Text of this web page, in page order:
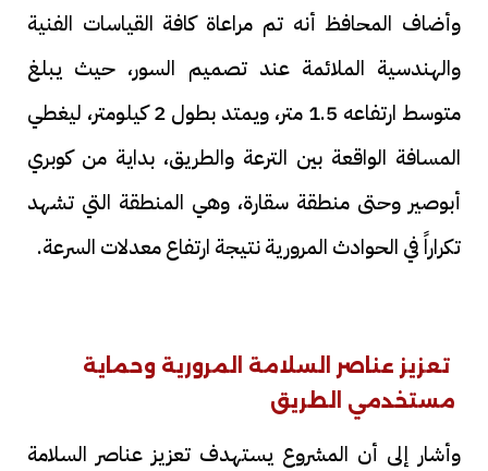
وأضاف المحافظ أنه تم مراعاة كافة القياسات الفنية
والهندسية الملائمة عند تصميم السور، حيث يبلغ
متوسط ارتفاعه 1.5 متر، ويمتد بطول 2 كيلومتر، ليغطي
المسافة الواقعة بين الترعة والطريق، بداية من كوبري
أبوصير وحتى منطقة سقارة، وهي المنطقة التي تشهد
تكراراً في الحوادث المرورية نتيجة ارتفاع معدلات السرعة.
تعزيز عناصر السلامة المرورية وحماية
مستخدمي الطريق
وأشار إلى أن المشروع يستهدف تعزيز عناصر السلامة